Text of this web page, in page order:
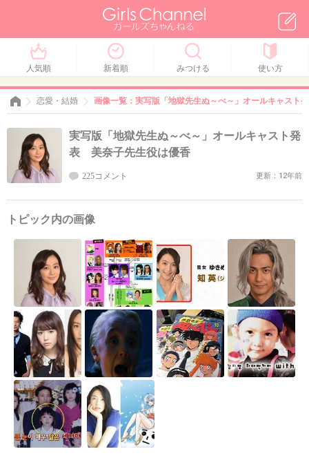
人気順 新着順 みつける 使い方
恋愛・結婚 画像一覧：実写版「地獄先生ぬ～べ～」オールキャスト
実写版「地獄先生ぬ～べ～」オールキャスト発
表 美奈子先生役は優香
225コメント 更新：12年前
トピック内の画像